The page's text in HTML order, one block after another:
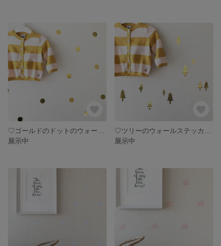
展示中
展示中